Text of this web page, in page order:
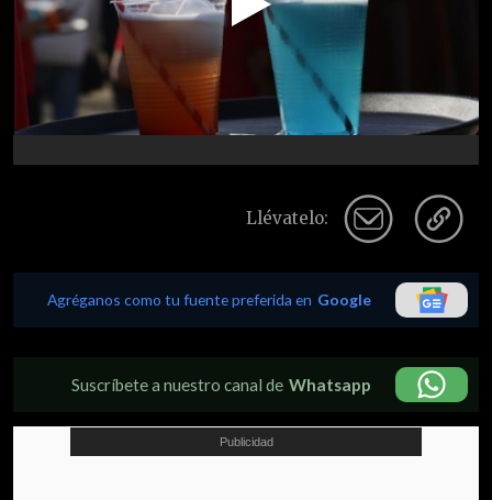
Play
Video
Llévatelo:
Agréganos como tu fuente preferida en Google
Suscríbete a nuestro canal de Whatsapp